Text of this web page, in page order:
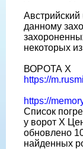
Австрийский
данному
некоторых
ВОРОТА Х
https://
https://
Список
у ворот Х
обновлено
найденных